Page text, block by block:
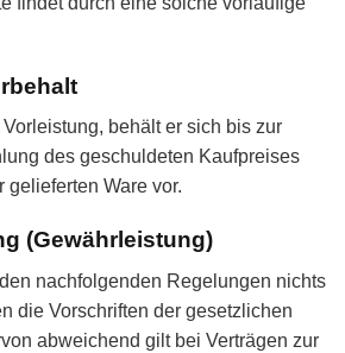
behält er sich bis zur
des geschuldeten Kaufpreises
gelieferten Ware vor.
(Gewährleistung)
nachfolgenden Regelungen nichts
die Vorschriften der gesetzlichen
abweichend gilt bei Verträgen zur